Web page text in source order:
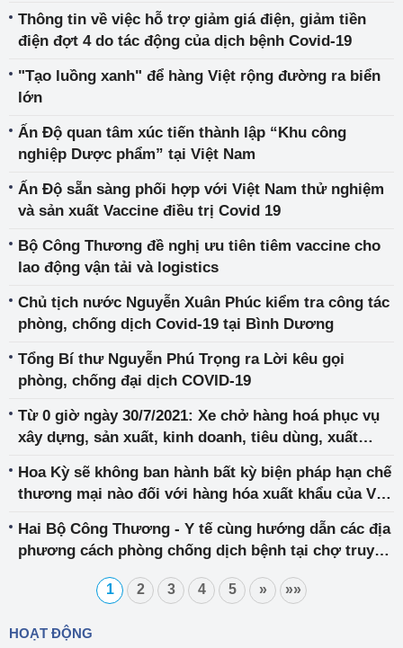
Thông tin về việc hỗ trợ giảm giá điện, giảm tiền
điện đợt 4 do tác động của dịch bệnh Covid-19
"Tạo luồng xanh" để hàng Việt rộng đường ra biển
lớn
Ấn Độ quan tâm xúc tiến thành lập “Khu công
nghiệp Dược phẩm” tại Việt Nam
Ấn Độ sẵn sàng phối hợp với Việt Nam thử nghiệm
và sản xuất Vaccine điều trị Covid 19
Bộ Công Thương đề nghị ưu tiên tiêm vaccine cho
lao động vận tải và logistics
Chủ tịch nước Nguyễn Xuân Phúc kiểm tra công tác
phòng, chống dịch Covid-19 tại Bình Dương
Tổng Bí thư Nguyễn Phú Trọng ra Lời kêu gọi
phòng, chống đại dịch COVID-19
Từ 0 giờ ngày 30/7/2021: Xe chở hàng hoá phục vụ
xây dựng, sản xuất, kinh doanh, tiêu dùng, xuất
Hoa Kỳ sẽ không ban hành bất kỳ biện pháp hạn chế
thương mại nào đối với hàng hóa xuất khẩu của Việt
Hai Bộ Công Thương - Y tế cùng hướng dẫn các địa
phương cách phòng chống dịch bệnh tại chợ truyền
1 2 3 4 5 » »»
HOẠT ĐỘNG